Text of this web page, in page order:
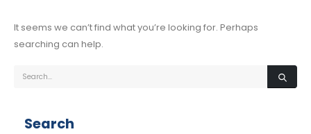
It seems we can’t find what you’re looking for. Perhaps
searching can help.
Search